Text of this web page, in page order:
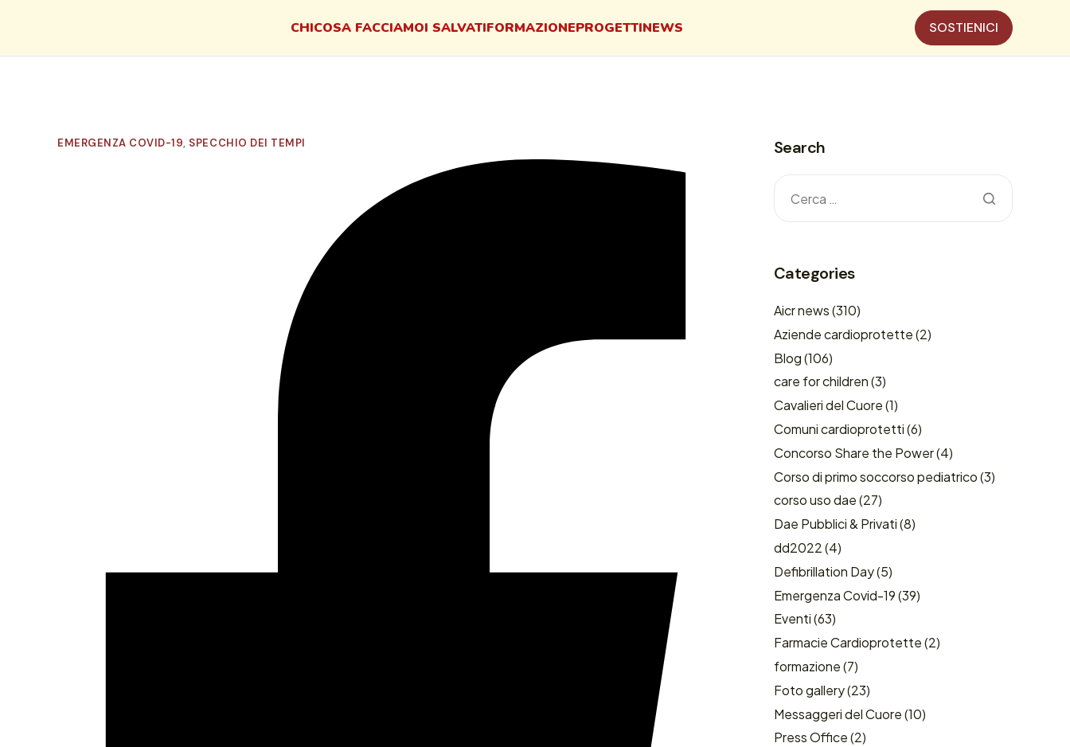
CHICOSA FACCIAMOI SALVATIFORMAZIONEPROGETTINEWS SOSTIENICI
EMERGENZA COVID-19, SPECCHIO DEI TEMPI Search
Categories
Aicr news(310)
Aziende cardioprotette(2)
Blog(106)
care for children(3)
Cavalieri del Cuore(1)
Comuni cardioprotetti(6)
Concorso Share the Power(4)
Corso di primo soccorso pediatrico(3)
corso uso dae(27)
Dae Pubblici & Privati(8)
dd2022(4)
Defibrillation Day(5)
Emergenza Covid-19(39)
Eventi(63)
Farmacie Cardioprotette(2)
formazione(7)
Foto gallery(23)
Messaggeri del Cuore(10)
Press Office(2)